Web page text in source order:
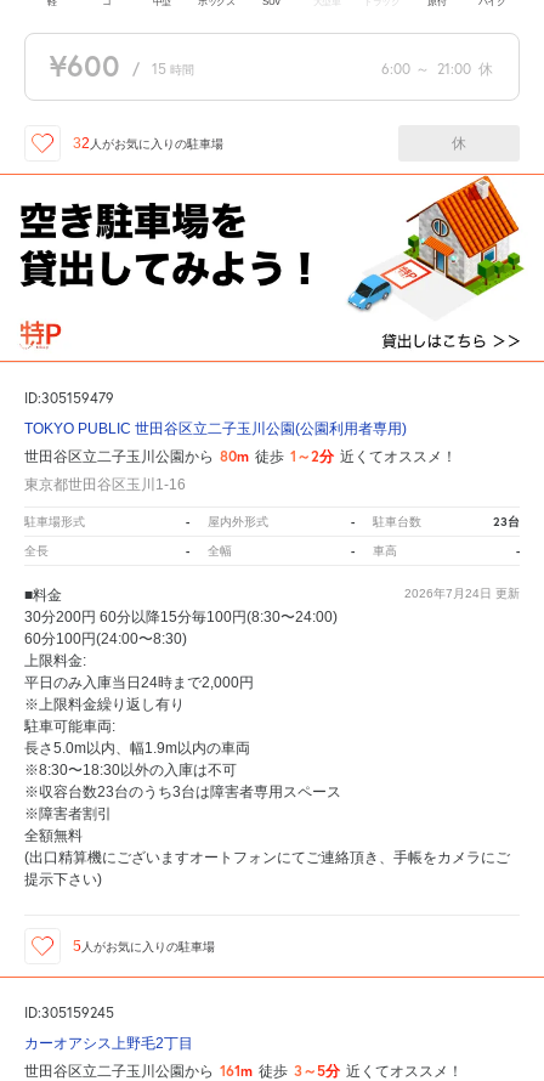
¥600 / 15 時間 6:00 ～ 21:00 休
32 人がお気に入りの駐車場 休
ID:305159479
TOKYO PUBLIC 世田谷区立二子玉川公園(公園利用者専用)
世田谷区立二子玉川公園から 80m 徒歩 1～2分 近くてオススメ！
東京都世田谷区玉川1-16
駐車場形式 - 屋内外形式 - 駐車台数 23台
全長 - 全幅 - 車高 -
2026年7月24日 更新
■料金
30分200円 60分以降15分毎100円(8:30〜24:00)
60分100円(24:00〜8:30)
上限料金:
平日のみ入庫当日24時まで2,000円
※上限料金繰り返し有り
駐車可能車両:
長さ5.0m以内、幅1.9m以内の車両
※8:30〜18:30以外の入庫は不可
※収容台数23台のうち3台は障害者専用スペース
※障害者割引
全額無料
(出口精算機にございますオートフォンにてご連絡頂き、手帳をカメラにご
提示下さい)
5 人がお気に入りの駐車場
ID:305159245
カーオアシス上野毛2丁目
世田谷区立二子玉川公園から 161m 徒歩 3～5分 近くてオススメ！